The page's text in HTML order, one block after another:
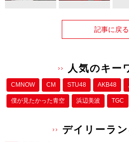
記事に戻る
人気のキー
CMNOW CM STU48 AKB48
僕が⾒たかった⻘空 浜辺美波 TGC
デイリーラ